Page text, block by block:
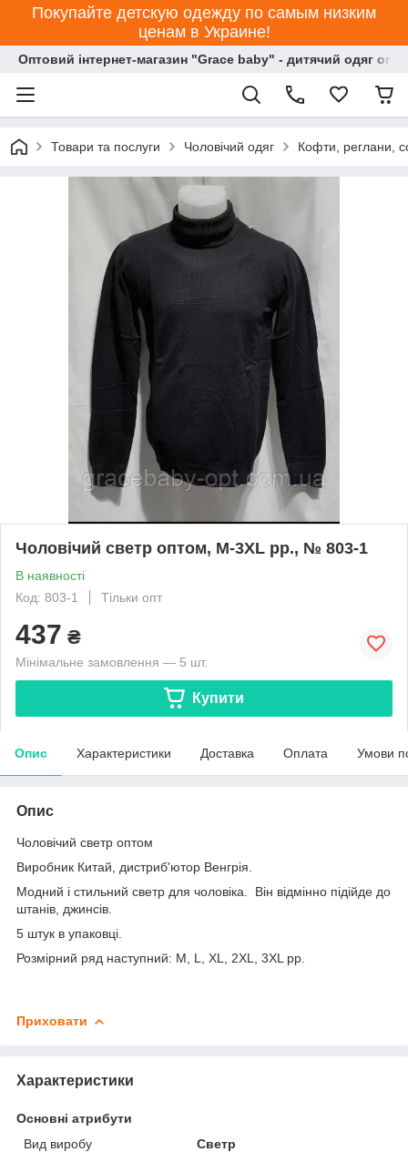
Покупайте детскую одежду по самым низким
ценам в Украине!
Оптовий інтернет-магазин "Grace baby" - дитячий одяг
Товари та послуги Чоловічий одяг Кофти, реглани,
Чоловічий светр оптом, M-3XL рр., № 803-1
В наявності
Код: 803-1
Тільки опт
437 ₴
Мінімальне замовлення — 5 шт.
Купити
Опис Характеристики Доставка Оплата Умови
Опис
Чоловічий светр оптом
Виробник Китай, дистриб'ютор Венгрія.
Модний і стильний светр для чоловіка. Він відмінно підійде до
штанів, джинсів.
5 штук в упаковці.
Розмірний ряд наступний: M, L, XL, 2XL, 3XL рр.
Приховати
Характеристики
Основні атрибути
Вид виробу
Светр